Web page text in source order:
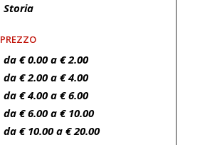
Storia
PREZZO
da € 0.00 a € 2.00
da € 2.00 a € 4.00
da € 4.00 a € 6.00
da € 6.00 a € 10.00
da € 10.00 a € 20.00